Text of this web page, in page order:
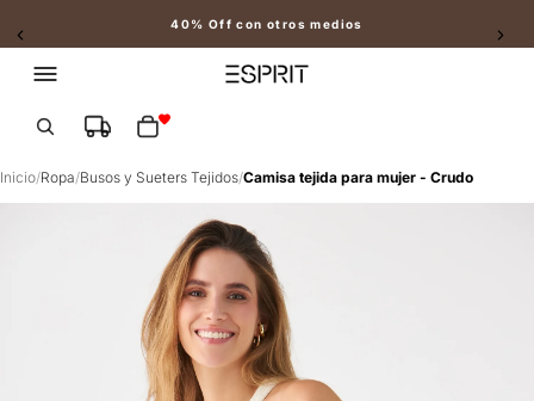
40% Off con otros medios
Slide 2 of 2
Inicio/Ropa/Busos y Sueters Tejidos/Camisa tejida para mujer - Crudo